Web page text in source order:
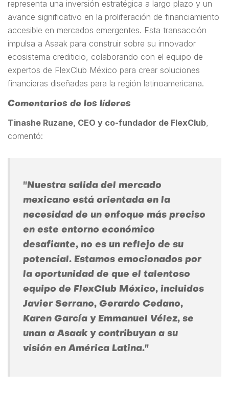
representa una inversión estratégica a largo plazo y un
avance significativo en la proliferación de financiamiento
accesible en mercados emergentes. Esta transacción
impulsa a Asaak para construir sobre su innovador
ecosistema crediticio, colaborando con el equipo de
expertos de FlexClub México para crear soluciones
financieras diseñadas para la región latinoamericana.
Comentarios de los líderes
Tinashe Ruzane, CEO y co-fundador de FlexClub,
comentó:
"Nuestra salida del mercado
mexicano está orientada en la
necesidad de un enfoque más preciso
en este entorno económico
desafiante, no es un reflejo de su
potencial. Estamos emocionados por
la oportunidad de que el talentoso
equipo de FlexClub México, incluidos
Javier Serrano, Gerardo Cedano,
Karen García y Emmanuel Vélez, se
unan a Asaak y contribuyan a su
visión en América Latina."